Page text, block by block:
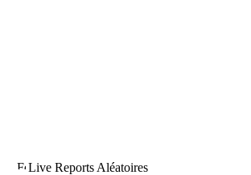
Live Reports Aléatoires